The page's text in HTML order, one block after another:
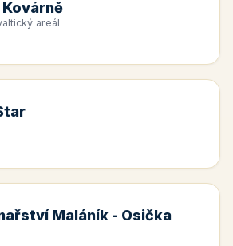
areál
Maláník - Osička